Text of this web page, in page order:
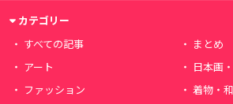
カテゴリー
すべての記事
まとめ
アート
日本画
ファッション
着物・